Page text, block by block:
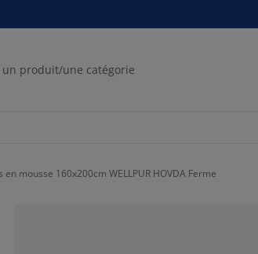
en mousse 160x200cm WELLPUR HOVDA Ferme